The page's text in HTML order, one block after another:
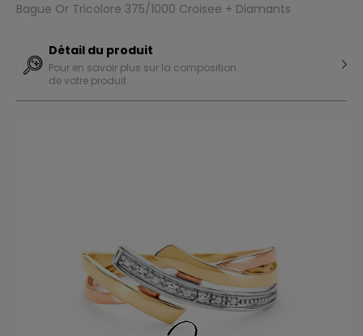
Bague Or Tricolore 375/1000 Croisee + Diamants
Détail du produit
Pour en savoir plus sur la composition
de votre produit